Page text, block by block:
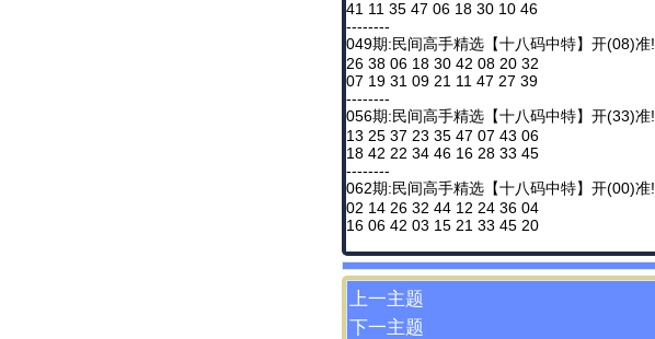
41 11 35 47 06 18 30 10 46
--------
049期:民间高手精选【十八码中特】开(08)准!
26 38 06 18 30 42 08 20 32
07 19 31 09 21 11 47 27 39
--------
056期:民间高手精选【十八码中特】开(33)准!
13 25 37 23 35 47 07 43 06
18 42 22 34 46 16 28 33 45
--------
062期:民间高手精选【十八码中特】开(00)准!
02 14 26 32 44 12 24 36 04
16 06 42 03 15 21 33 45 20
上一主题
下一主题